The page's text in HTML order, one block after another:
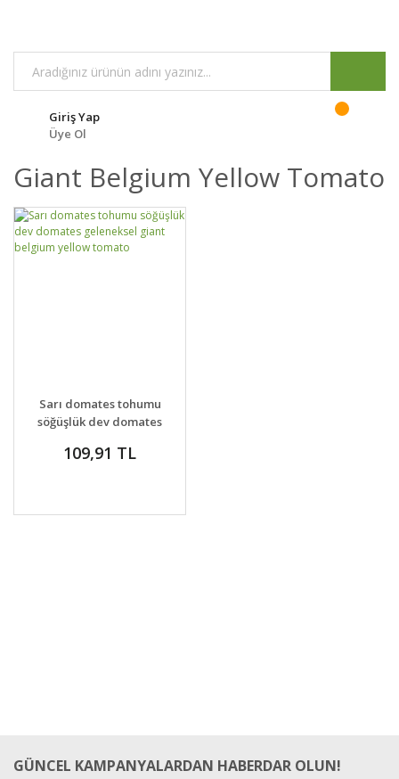
Giriş Yap
Üye Ol
Giant Belgium Yellow Tomato
DETAYLAR
VER
Sarı domates tohumu
söğüşlük dev domates
belgium yellow
109,91 TL
GÜNCEL KAMPANYALARDAN HABERDAR OLUN!